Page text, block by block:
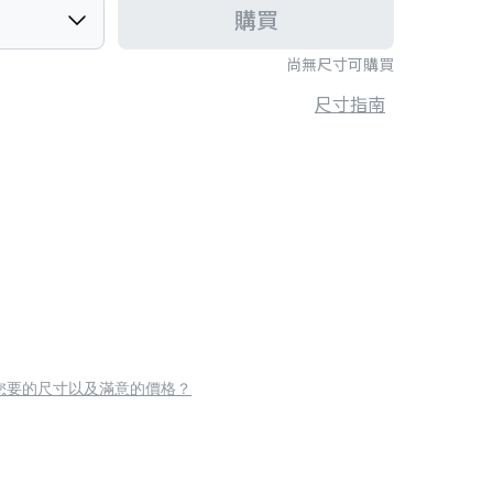
尚無尺寸可購買
購買
尺寸指南
要的尺寸以及滿意的價格？